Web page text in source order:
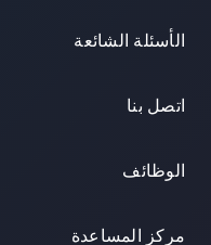
الأسئلة الشائعة
اتصل بنا
الوظائف
مركز المساعدة